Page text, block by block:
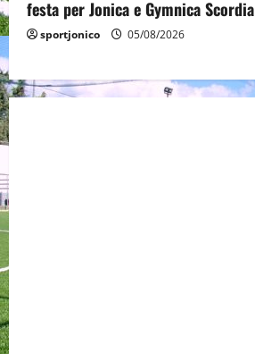
festa per Jonica e Gymnica Scordia
sportjonico 05/08/2026